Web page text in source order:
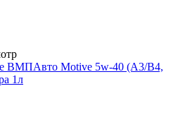
ВМПАвто Motive 5w-40 (A3/B4,
1л